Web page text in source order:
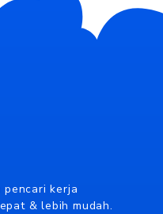
pencari kerja
& lebih mudah.